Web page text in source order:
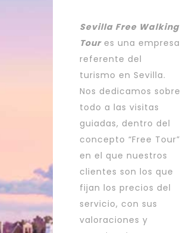
Sevilla Free Walking
Toures una empresa
referente del
turismo en Sevilla.
Nos dedicamos sobre
todo a las visitas
guiadas, dentro del
concepto “Free Tour”
en el que nuestros
clientes son los que
fijan los precios del
servicio, con sus
valoraciones y